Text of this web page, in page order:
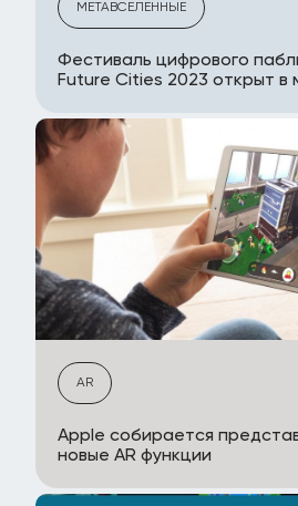
МЕТАВСЕЛЕННЫЕ
Фестиваль цифрового
Future Cities 2023 открыт в
AR
Apple собирается
новые AR функции